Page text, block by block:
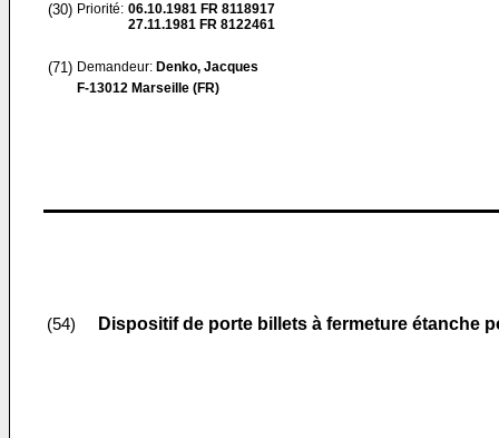
(30) Priorité: 06.10.1981 FR 8118917
27.11.1981 FR 8122461
(71) Demandeur: Denko, Jacques
F-13012 Marseille (FR)
(54) Dispositif de porte billets à fermeture étanche